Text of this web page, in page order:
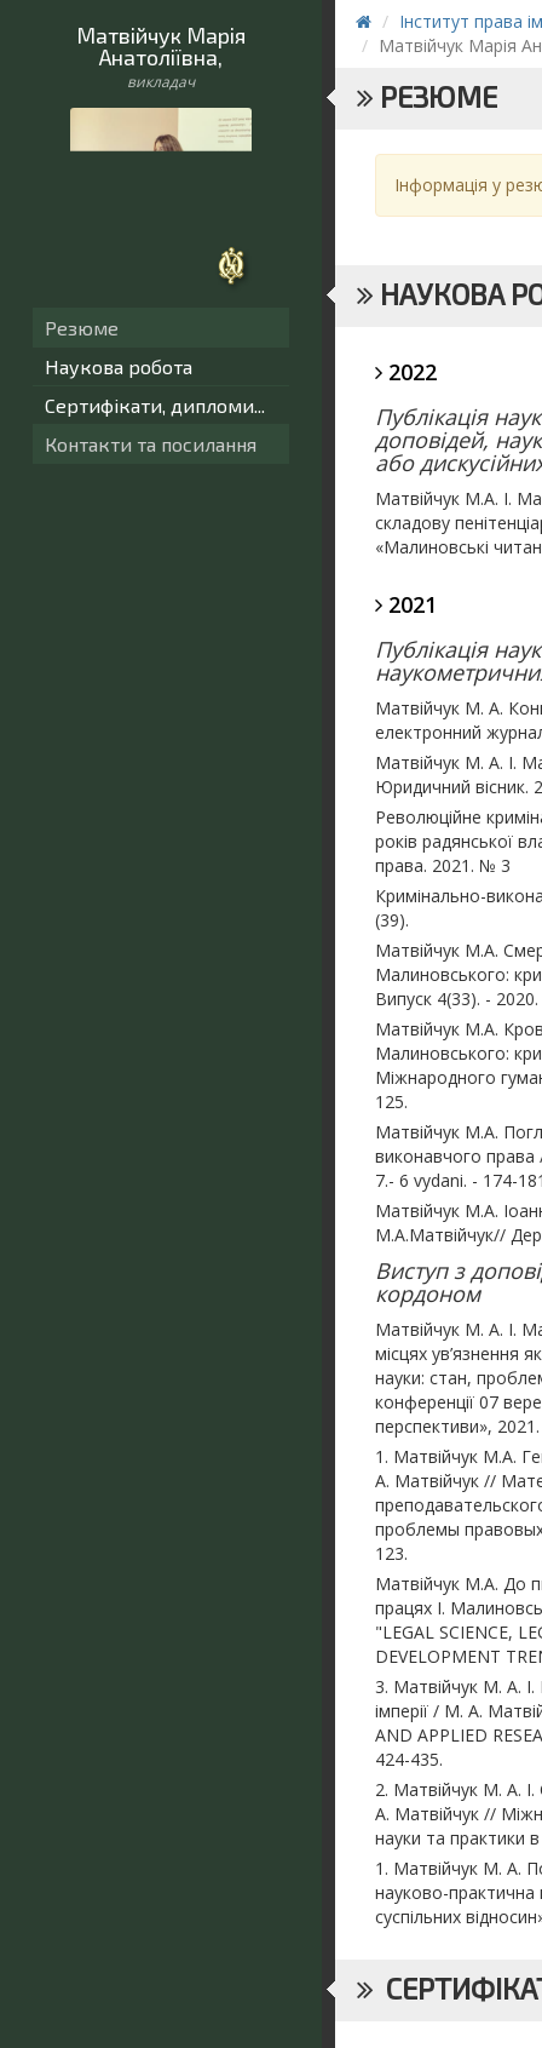
Матвійчук Марія
Анатоліївна,
викладач
Резюме
Наукова робота
Сертифікати, дипломи...
Контакти та посилання
Інститут права
Матвійчук Марія
РЕЗЮМЕ
Інформація у
НАУКОВА
2022
Публікація
доповідей,
або
Матвійчук М.А. І.
складову
«Малиновські
2021
Публікація
Матвійчук М. А.
електронний
Матвійчук М. А. І.
Юридичний вісник.
Революційне
років радянської
права. 2021. № 3
Кримінально-
(39).
Матвійчук М.А.
Малиновського:
Випуск 4(33). -
Матвійчук М.А.
Малиновського:
Міжнародного
125.
Матвійчук М.А.
виконавчого права
7.- 6 vydani. - 174-
Матвійчук М.А.
М.А.Матвійчук//
Виступ з
кордоном
Матвійчук М. А. І.
місцях ув’язнення
науки: стан,
конференції 07
перспективи», 2021.
1. Матвійчук М.А.
А. Матвійчук //
проблемы
123.
Матвійчук М.А. До
працях І.
"LEGAL SCIENCE,
DEVELOPMENT
3. Матвійчук М. А.
імперії / М. А.
AND APPLIED
424-435.
2. Матвійчук М. А.
А. Матвійчук //
науки та практики
1. Матвійчук М. А.
науково-практична
суспільних